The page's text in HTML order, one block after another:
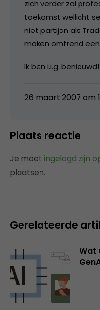
zich verder zal
toekomst wellicht
niet partijen als
maken omtrend een
Ik ben i.i.g. benieuwd!
26 maart 2007 om
Plaats reactie
Je moet ingelogd zijn
plaatsen.
Gerelateerde
Wat